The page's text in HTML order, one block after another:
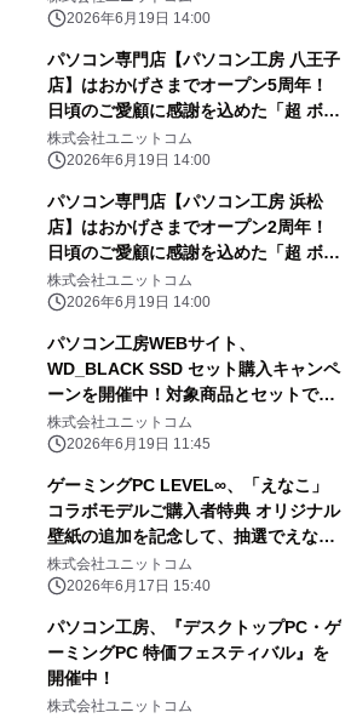
ボーナスセール」を6月20日（土）よ
ソコン」を豊富に取り揃え！PCパー
ツ・周辺機器等のセール商品を記念プ
ライスにてご提供します
2026年6月19日 14:00
パソコン専門店【パソコン工房 八王子
店】はおかげさまでオープン5周年！
日頃のご愛顧に感謝を込めた「超 ボー
ナスセール」を6月20日（土）より期
間限定で開催！さらに首都圏7店舗に
即納パソコン」を豊富に取り揃え！PC
パーツ・周辺機器等のセール商品を記
念プライスにてご提供します
株式会社ユニットコム
2026年6月19日 14:00
パソコン専門店【パソコン工房 浜松
店】はおかげさまでオープン2周年！
日頃のご愛顧に感謝を込めた「超 ボー
ナスセール」を6月20日（土）より期
間限定で開催！さらに【パソコン工房
「オススメ即納パソコン」を豊富に取
り揃え！PCパーツ・周辺機器等のセー
ル商品を記念プライスにてご提供しま
す
株式会社ユニットコム
2026年6月19日 14:00
パソコン工房WEBサイト、
WD_BLACK SSD セット購入キャンペ
ーンを開催中！対象商品とセットで最
大20,000円引き
株式会社ユニットコム
2026年6月19日 11:45
ゲーミングPC LEVEL∞、「えなこ」
コラボモデルご購入者特典 オリジナル
壁紙の追加を記念して、抽選でえなこ
のサイン入りコラボPCやサイドパネル
をプレゼント
株式会社ユニットコム
2026年6月17日 15:40
パソコン工房、『デスクトップPC・ゲ
ーミングPC 特価フェスティバル』を
開催中！
株式会社ユニットコム